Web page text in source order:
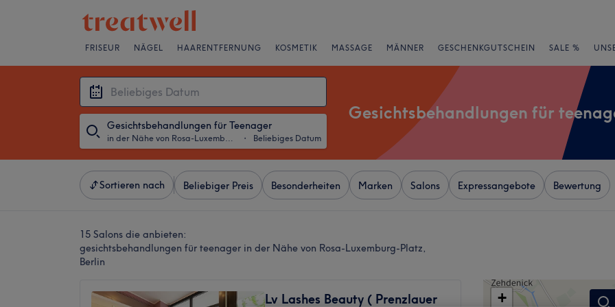
FRISEUR NÄGEL HAARENTFERNUNG KOSMETIK MASSAGE MÄNNER GESCHENKGUTSCHEIN SALE %
Gesichtsbehandlungen für Teenager
in der Nähe von Rosa-Luxemburg-Platz, Berlin ・ Beliebiges Datum
Gesichtsbehandlungen für
Sortieren nach Beliebiger Preis Besonderheiten Marken Salons Expressangebote Bewertung
15 Salons die anbieten:
gesichtsbehandlungen für teenager in der Nähe von Rosa-Luxemburg-Platz,
Berlin
Lv Lashes Beauty ( Prenzlauer
+